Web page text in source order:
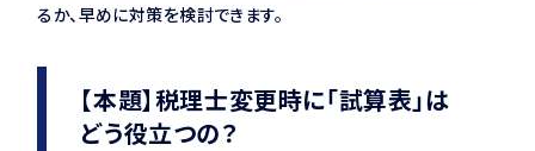
るか、早めに対策を検討できます。
【本題】税理士変更時に「試算表」は
どう役立つの？